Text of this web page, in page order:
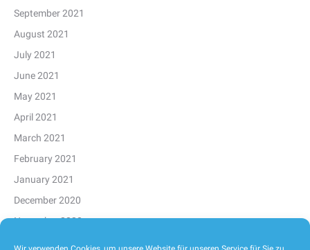
September 2021
August 2021
July 2021
June 2021
May 2021
April 2021
March 2021
February 2021
January 2021
December 2020
November 2020